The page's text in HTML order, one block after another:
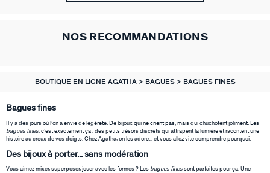
NOS RECOMMANDATIONS
BOUTIQUE EN LIGNE AGATHA BAGUES BAGUES FINES
Bagues fines
Il y a des jours où l’on a envie de légèreté. De bijoux qui ne crient pas, mais qui chuchotent joliment. Les
bagues fines, c’est exactement ça : des petits trésors discrets qui attrapent la lumière et racontent une
histoire au creux de vos doigts. Chez Agatha, on les adore... et vous allez vite comprendre pourquoi.
Des bijoux à porter... sans modération
Vous aimez mixer, superposer, jouer avec les formes ? Les bagues fines sont parfaites pour ça. Une